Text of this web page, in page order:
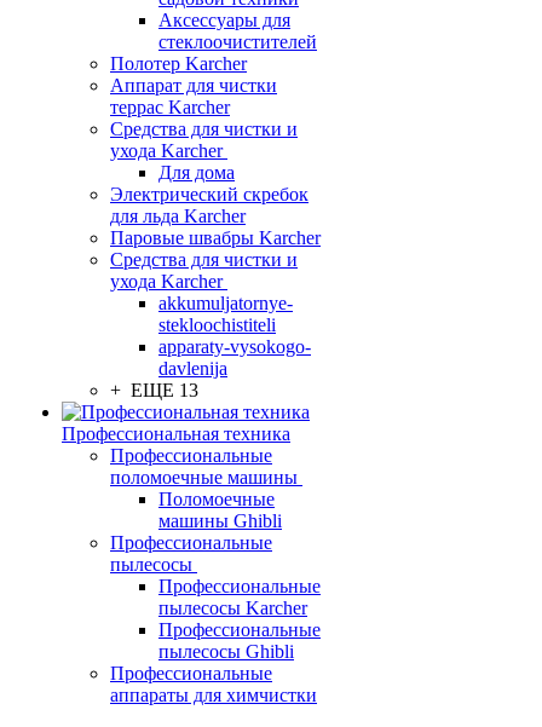
Аксессуары для
стеклоочистителей
Полотер Karcher
Аппарат для чистки
террас Karcher
Средства для чистки и
ухода Karcher
Для дома
Электрический скребок
для льда Karcher
Паровые швабры Karcher
Средства для чистки и
ухода Karcher
akkumuljatornye-
stekloochistiteli
apparaty-vysokogo-
davlenija
+ ЕЩЕ 13
Профессиональная техника
Профессиональные
поломоечные машины
Поломоечные
машины Ghibli
Профессиональные
пылесосы
Профессиональные
пылесосы Karcher
Профессиональные
пылесосы Ghibli
Профессиональные
аппараты для химчистки